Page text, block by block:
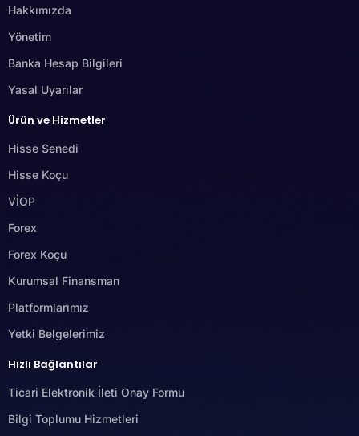
Hakkımızda
Yönetim
Banka Hesap Bilgileri
Yasal Uyarılar
Ürün ve Hizmetler
Hisse Senedi
Hisse Koçu
VİOP
Forex
Forex Koçu
Kurumsal Finansman
Platformlarımız
Yetki Belgelerimiz
Hızlı Bağlantılar
Ticari Elektronik İleti Onay Formu
Bilgi Toplumu Hizmetleri